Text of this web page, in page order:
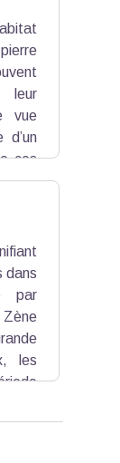
leur
vue
ces
dans
par
Zène
les